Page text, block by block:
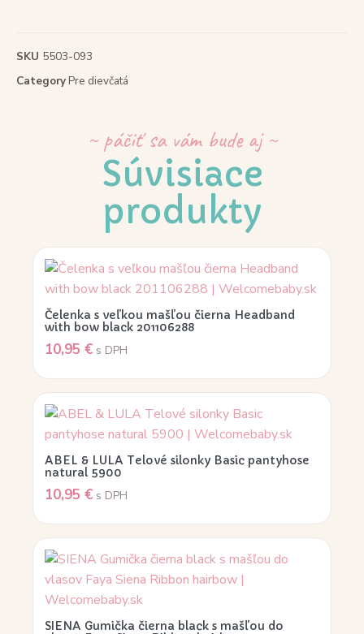
SKU 5503-093
CategoryPre dievčatá
~ páčiť sa vám bude aj ~
Súvisiace
produkty
Čelenka s veľkou mašľou čierna Headband
with bow black 201106288
10,95 € s DPH
ABEL & LULA Telové silonky Basic pantyhose
natural 5900
10,95 € s DPH
SIENA Gumička čierna black s mašľou do